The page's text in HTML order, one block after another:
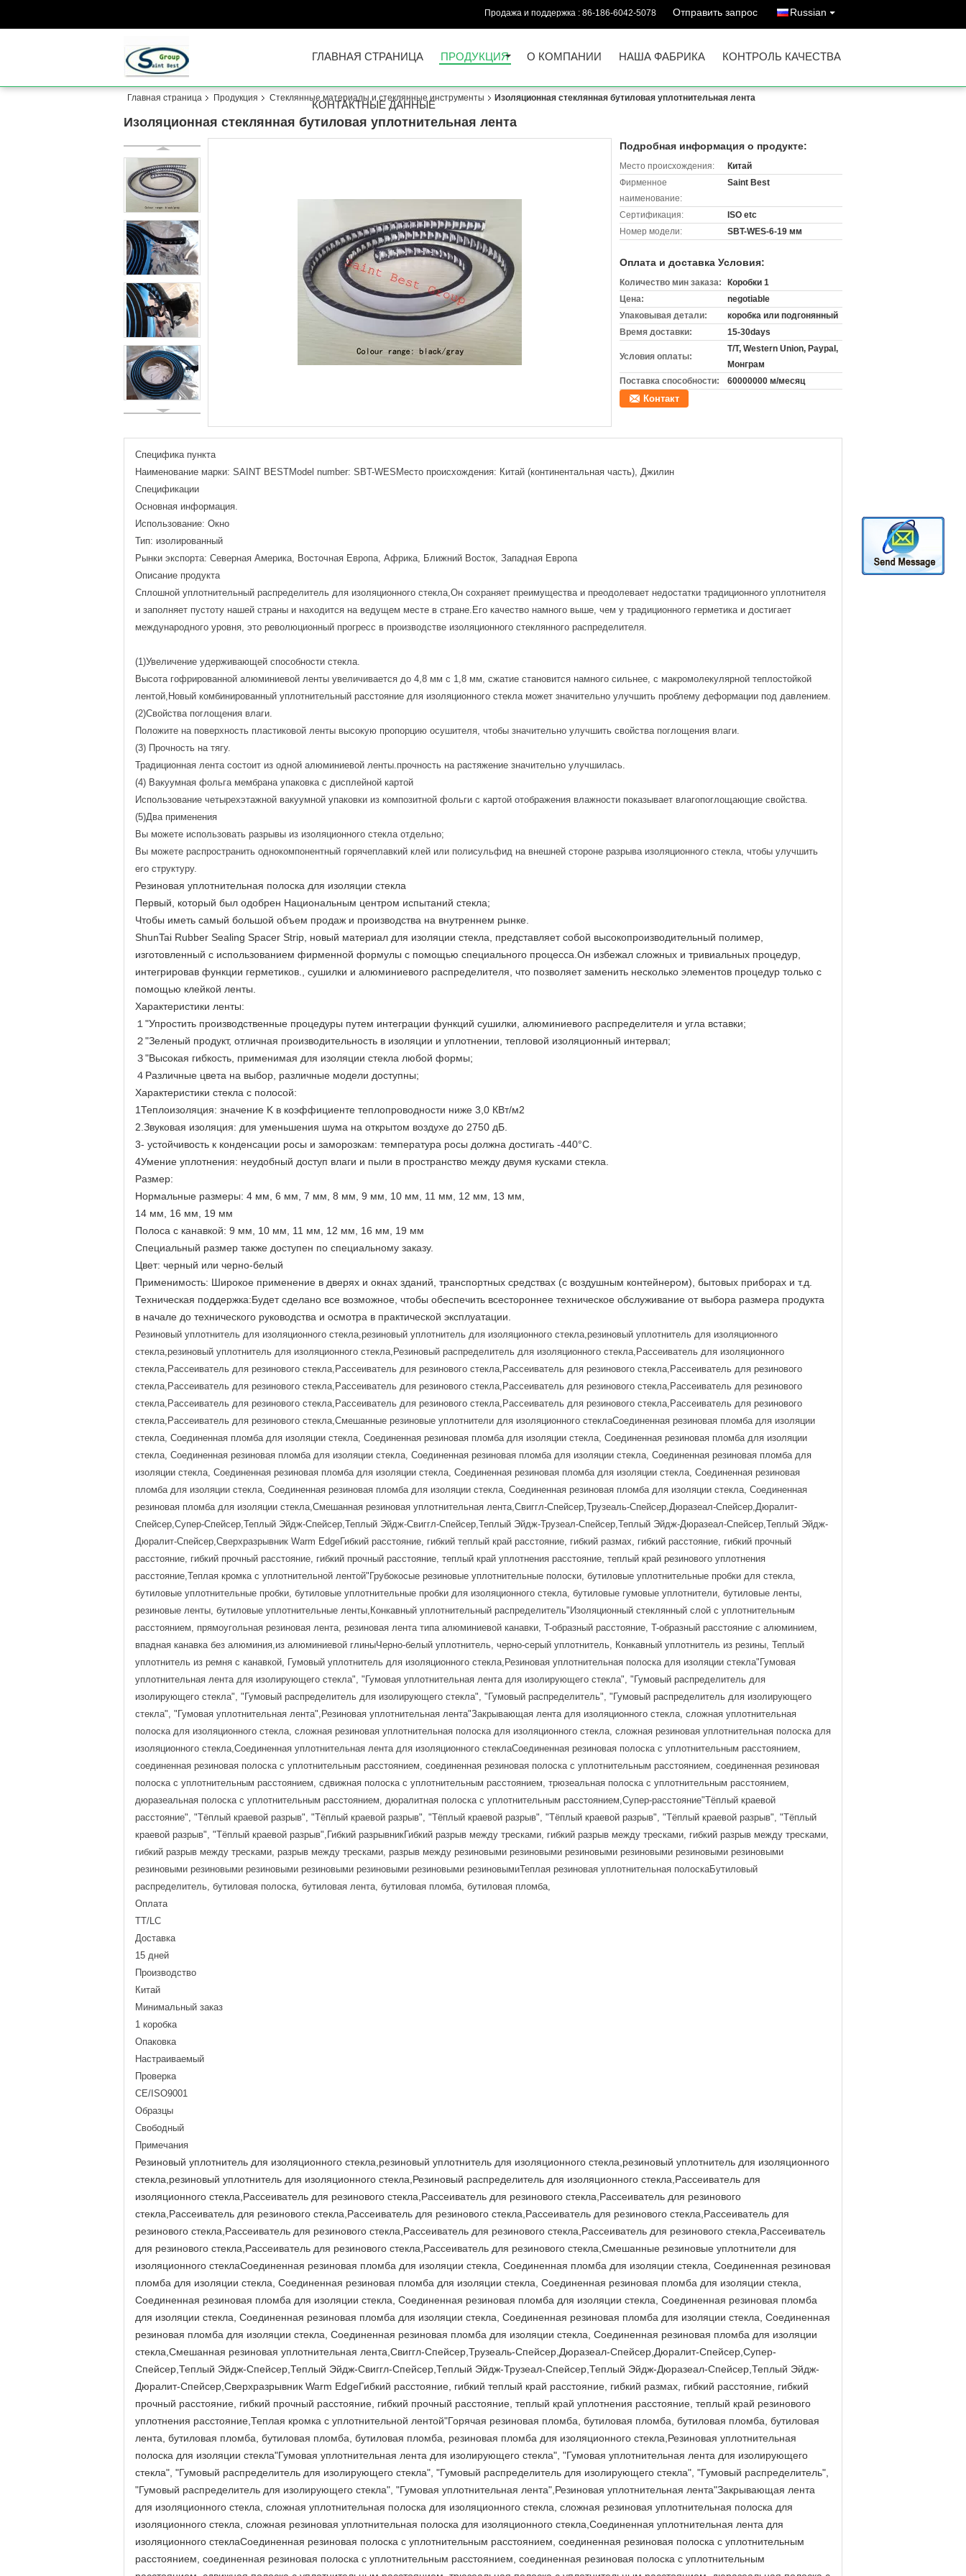
Продажа и поддержка : 86-186-6042-5078 Отправить запрос Russian
ГЛАВНАЯ СТРАНИЦА ПРОДУКЦИЯ О КОМПАНИИ НАША ФАБРИКА КОНТРОЛЬ КАЧЕСТВА
КОНТАКТНЫЕ ДАННЫЕ
Главная страница Продукция Стеклянные материалы и стеклянные инструменты Изоляционная стеклянная бутиловая уплотнительная лента
Изоляционная стеклянная бутиловая уплотнительная лента
Подробная информация о продукте:
Место происхождения:
Китай
Фирменное
наименование:
Saint Best
Сертификация:
ISO etc
Номер модели:
SBT-WES-6-19 мм
Оплата и доставка Условия:
Количество мин заказа:
Коробки 1
Цена:
negotiable
Упаковывая детали:
коробка или подгонянный
Время доставки:
15-30days
Условия оплаты:
T/T, Western Union, Paypal,
Монграм
Поставка способности:
60000000 м/месяц
Контакт
Специфика пункта
Наименование марки: SAINT BESTModel number: SBT-WESМесто происхождения: Китай (континентальная часть), Джилин
Спецификации
Основная информация.
Использование: Окно
Тип: изолированный
Рынки экспорта: Северная Америка, Восточная Европа, Африка, Ближний Восток, Западная Европа
Описание продукта
Сплошной уплотнительный распределитель для изоляционного стекла,Он сохраняет преимущества и преодолевает недостатки традиционного уплотнителя
и заполняет пустоту нашей страны и находится на ведущем месте в стране.Его качество намного выше, чем у традиционного герметика и достигает
международного уровня, это революционный прогресс в производстве изоляционного стеклянного распределителя.
(1)Увеличение удерживающей способности стекла.
Высота гофрированной алюминиевой ленты увеличивается до 4,8 мм с 1,8 мм, сжатие становится намного сильнее, с макромолекулярной теплостойкой
лентой,Новый комбинированный уплотнительный расстояние для изоляционного стекла может значительно улучшить проблему деформации под давлением.
(2)Свойства поглощения влаги.
Положите на поверхность пластиковой ленты высокую пропорцию осушителя, чтобы значительно улучшить свойства поглощения влаги.
(3) Прочность на тягу.
Традиционная лента состоит из одной алюминиевой ленты.прочность на растяжение значительно улучшилась.
(4) Вакуумная фольга мембрана упаковка с дисплейной картой
Использование четырехэтажной вакуумной упаковки из композитной фольги с картой отображения влажности показывает влагопоглощающие свойства.
(5)Два применения
Вы можете использовать разрывы из изоляционного стекла отдельно;
Вы можете распространить однокомпонентный горячеплавкий клей или полисульфид на внешней стороне разрыва изоляционного стекла, чтобы улучшить
его структуру.
Резиновая уплотнительная полоска для изоляции стекла
Первый, который был одобрен Национальным центром испытаний стекла;
Чтобы иметь самый большой объем продаж и производства на внутреннем рынке.
ShunTai Rubber Sealing Spacer Strip, новый материал для изоляции стекла, представляет собой высокопроизводительный полимер,
изготовленный с использованием фирменной формулы с помощью специального процесса.Он избежал сложных и тривиальных процедур,
интегрировав функции герметиков., сушилки и алюминиевого распределителя, что позволяет заменить несколько элементов процедур только с
помощью клейкой ленты.
Характеристики ленты:
１"Упростить производственные процедуры путем интеграции функций сушилки, алюминиевого распределителя и угла вставки;
２"Зеленый продукт, отличная производительность в изоляции и уплотнении, тепловой изоляционный интервал;
３"Высокая гибкость, применимая для изоляции стекла любой формы;
４Различные цвета на выбор, различные модели доступны;
Характеристики стекла с полосой:
1Теплоизоляция: значение K в коэффициенте теплопроводности ниже 3,0 КВт/м2
2.Звуковая изоляция: для уменьшения шума на открытом воздухе до 2750 дБ.
3- устойчивость к конденсации росы и заморозкам: температура росы должна достигать -440°C.
4Умение уплотнения: неудобный доступ влаги и пыли в пространство между двумя кусками стекла.
Размер:
Нормальные размеры: 4 мм, 6 мм, 7 мм, 8 мм, 9 мм, 10 мм, 11 мм, 12 мм, 13 мм,
14 мм, 16 мм, 19 мм
Полоса с канавкой: 9 мм, 10 мм, 11 мм, 12 мм, 16 мм, 19 мм
Специальный размер также доступен по специальному заказу.
Цвет: черный или черно-белый
Применимость: Широкое применение в дверях и окнах зданий, транспортных средствах (с воздушным контейнером), бытовых приборах и т.д.
Техническая поддержка:Будет сделано все возможное, чтобы обеспечить всестороннее техническое обслуживание от выбора размера продукта
в начале до технического руководства и осмотра в практической эксплуатации.
Резиновый уплотнитель для изоляционного стекла,резиновый уплотнитель для изоляционного стекла,резиновый уплотнитель для изоляционного
стекла,резиновый уплотнитель для изоляционного стекла,Резиновый распределитель для изоляционного стекла,Рассеиватель для изоляционного
стекла,Рассеиватель для резинового стекла,Рассеиватель для резинового стекла,Рассеиватель для резинового стекла,Рассеиватель для резинового
стекла,Рассеиватель для резинового стекла,Рассеиватель для резинового стекла,Рассеиватель для резинового стекла,Рассеиватель для резинового
стекла,Рассеиватель для резинового стекла,Рассеиватель для резинового стекла,Рассеиватель для резинового стекла,Рассеиватель для резинового
стекла,Рассеиватель для резинового стекла,Смешанные резиновые уплотнители для изоляционного стеклаСоединенная резиновая пломба для изоляции
стекла, Соединенная пломба для изоляции стекла, Соединенная резиновая пломба для изоляции стекла, Соединенная резиновая пломба для изоляции
стекла, Соединенная резиновая пломба для изоляции стекла, Соединенная резиновая пломба для изоляции стекла, Соединенная резиновая пломба для
изоляции стекла, Соединенная резиновая пломба для изоляции стекла, Соединенная резиновая пломба для изоляции стекла, Соединенная резиновая
пломба для изоляции стекла, Соединенная резиновая пломба для изоляции стекла, Соединенная резиновая пломба для изоляции стекла, Соединенная
резиновая пломба для изоляции стекла,Смешанная резиновая уплотнительная лента,Свиггл-Спейсер,Трузеаль-Спейсер,Дюразеал-Спейсер,Дюралит-
Спейсер,Супер-Спейсер,Теплый Эйдж-Спейсер,Теплый Эйдж-Свиггл-Спейсер,Теплый Эйдж-Трузеал-Спейсер,Теплый Эйдж-Дюразеал-Спейсер,Теплый Эйдж-
Дюралит-Спейсер,Сверхразрывник Warm EdgeГибкий расстояние, гибкий теплый край расстояние, гибкий размах, гибкий расстояние, гибкий прочный
расстояние, гибкий прочный расстояние, гибкий прочный расстояние, теплый край уплотнения расстояние, теплый край резинового уплотнения
расстояние,Теплая кромка с уплотнительной лентой"Грубокосые резиновые уплотнительные полоски, бутиловые уплотнительные пробки для стекла,
бутиловые уплотнительные пробки, бутиловые уплотнительные пробки для изоляционного стекла, бутиловые гумовые уплотнители, бутиловые ленты,
резиновые ленты, бутиловые уплотнительные ленты,Конкавный уплотнительный распределитель"Изоляционный стеклянный слой с уплотнительным
расстоянием, прямоугольная резиновая лента, резиновая лента типа алюминиевой канавки, T-образный расстояние, T-образный расстояние с алюминием,
впадная канавка без алюминия,из алюминиевой глиныЧерно-белый уплотнитель, черно-серый уплотнитель, Конкавный уплотнитель из резины, Теплый
уплотнитель из ремня с канавкой, Гумовый уплотнитель для изоляционного стекла,Резиновая уплотнительная полоска для изоляции стекла"Гумовая
уплотнительная лента для изолирующего стекла", "Гумовая уплотнительная лента для изолирующего стекла", "Гумовый распределитель для
изолирующего стекла", "Гумовый распределитель для изолирующего стекла", "Гумовый распределитель", "Гумовый распределитель для изолирующего
стекла", "Гумовая уплотнительная лента",Резиновая уплотнительная лента"Закрывающая лента для изоляционного стекла, сложная уплотнительная
полоска для изоляционного стекла, сложная резиновая уплотнительная полоска для изоляционного стекла, сложная резиновая уплотнительная полоска для
изоляционного стекла,Соединенная уплотнительная лента для изоляционного стеклаСоединенная резиновая полоска с уплотнительным расстоянием,
соединенная резиновая полоска с уплотнительным расстоянием, соединенная резиновая полоска с уплотнительным расстоянием, соединенная резиновая
полоска с уплотнительным расстоянием, сдвижная полоска с уплотнительным расстоянием, трюзеальная полоска с уплотнительным расстоянием,
дюразеальная полоска с уплотнительным расстоянием, дюралитная полоска с уплотнительным расстоянием,Супер-расстояние"Тёплый краевой
расстояние", "Тёплый краевой разрыв", "Тёплый краевой разрыв", "Тёплый краевой разрыв", "Тёплый краевой разрыв", "Тёплый краевой разрыв", "Тёплый
краевой разрыв", "Тёплый краевой разрыв",Гибкий разрывникГибкий разрыв между тресками, гибкий разрыв между тресками, гибкий разрыв между тресками,
гибкий разрыв между тресками, разрыв между тресками, разрыв между резиновыми резиновыми резиновыми резиновыми резиновыми резиновыми
резиновыми резиновыми резиновыми резиновыми резиновыми резиновыми резиновымиТеплая резиновая уплотнительная полоскаБутиловый
распределитель, бутиловая полоска, бутиловая лента, бутиловая пломба, бутиловая пломба,
Оплата
TT/LC
Доставка
15 дней
Производство
Китай
Минимальный заказ
1 коробка
Опаковка
Настраиваемый
Проверка
CE/ISO9001
Образцы
Свободный
Примечания
Резиновый уплотнитель для изоляционного стекла,резиновый уплотнитель для изоляционного стекла,резиновый уплотнитель для изоляционного
стекла,резиновый уплотнитель для изоляционного стекла,Резиновый распределитель для изоляционного стекла,Рассеиватель для
изоляционного стекла,Рассеиватель для резинового стекла,Рассеиватель для резинового стекла,Рассеиватель для резинового
стекла,Рассеиватель для резинового стекла,Рассеиватель для резинового стекла,Рассеиватель для резинового стекла,Рассеиватель для
резинового стекла,Рассеиватель для резинового стекла,Рассеиватель для резинового стекла,Рассеиватель для резинового стекла,Рассеиватель
для резинового стекла,Рассеиватель для резинового стекла,Рассеиватель для резинового стекла,Смешанные резиновые уплотнители для
изоляционного стеклаСоединенная резиновая пломба для изоляции стекла, Соединенная пломба для изоляции стекла, Соединенная резиновая
пломба для изоляции стекла, Соединенная резиновая пломба для изоляции стекла, Соединенная резиновая пломба для изоляции стекла,
Соединенная резиновая пломба для изоляции стекла, Соединенная резиновая пломба для изоляции стекла, Соединенная резиновая пломба
для изоляции стекла, Соединенная резиновая пломба для изоляции стекла, Соединенная резиновая пломба для изоляции стекла, Соединенная
резиновая пломба для изоляции стекла, Соединенная резиновая пломба для изоляции стекла, Соединенная резиновая пломба для изоляции
стекла,Смешанная резиновая уплотнительная лента,Свиггл-Спейсер,Трузеаль-Спейсер,Дюразеал-Спейсер,Дюралит-Спейсер,Супер-
Спейсер,Теплый Эйдж-Спейсер,Теплый Эйдж-Свиггл-Спейсер,Теплый Эйдж-Трузеал-Спейсер,Теплый Эйдж-Дюразеал-Спейсер,Теплый Эйдж-
Дюралит-Спейсер,Сверхразрывник Warm EdgeГибкий расстояние, гибкий теплый край расстояние, гибкий размах, гибкий расстояние, гибкий
прочный расстояние, гибкий прочный расстояние, гибкий прочный расстояние, теплый край уплотнения расстояние, теплый край резинового
уплотнения расстояние,Теплая кромка с уплотнительной лентой"Горячая резиновая пломба, бутиловая пломба, бутиловая пломба, бутиловая
лента, бутиловая пломба, бутиловая пломба, бутиловая пломба, резиновая пломба для изоляционного стекла,Резиновая уплотнительная
полоска для изоляции стекла"Гумовая уплотнительная лента для изолирующего стекла", "Гумовая уплотнительная лента для изолирующего
стекла", "Гумовый распределитель для изолирующего стекла", "Гумовый распределитель для изолирующего стекла", "Гумовый распределитель",
"Гумовый распределитель для изолирующего стекла", "Гумовая уплотнительная лента",Резиновая уплотнительная лента"Закрывающая лента
для изоляционного стекла, сложная уплотнительная полоска для изоляционного стекла, сложная резиновая уплотнительная полоска для
изоляционного стекла, сложная резиновая уплотнительная полоска для изоляционного стекла,Соединенная уплотнительная лента для
изоляционного стеклаСоединенная резиновая полоска с уплотнительным расстоянием, соединенная резиновая полоска с уплотнительным
расстоянием, соединенная резиновая полоска с уплотнительным расстоянием, соединенная резиновая полоска с уплотнительным